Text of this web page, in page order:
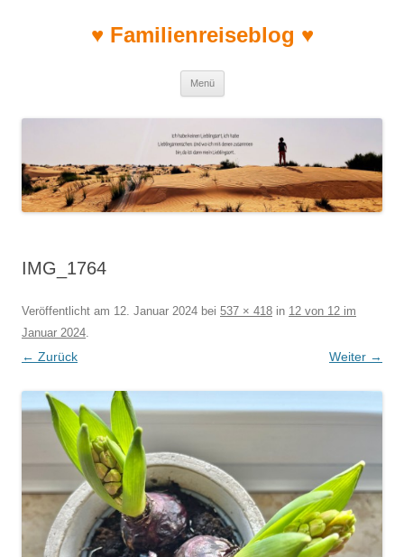
♥ Familienreiseblog ♥
Menü
IMG_1764
Veröffentlicht am 12. Januar 2024 bei 537 × 418 in 12 von 12 im
Januar 2024.
← Zurück Weiter →